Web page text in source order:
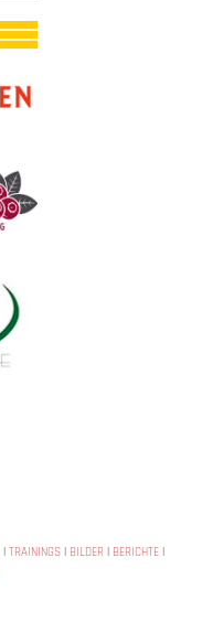
| TRAININGS| BILDER | BERICHTE|